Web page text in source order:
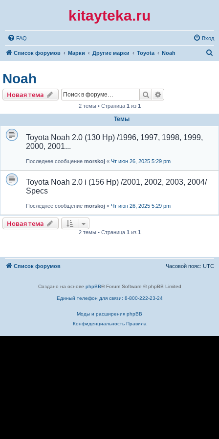
kitayteka.ru
FAQ Вход
Список форумов Марки Другие марки Toyota Noah
Noah
Новая тема Поиск
2 темы • Страница 1 из 1
Темы
Toyota Noah 2.0 (130 Hp) /1996, 1997, 1998, 1999,
2000, 2001...
Последнее сообщение morskoj « Чт июн 26, 2025 5:29 pm
Toyota Noah 2.0 i (156 Hp) /2001, 2002, 2003, 2004/
Specs
Последнее сообщение morskoj « Чт июн 26, 2025 5:29 pm
Новая тема
2 темы • Страница 1 из 1
Список форумов Часовой пояс: UTC
Создано на основе phpBB® Forum Software © phpBB Limited
Единый телефон для связи: 8-800-222-23-24
Моды и расширения phpBB
Конфиденциальность Правила